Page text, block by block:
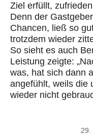
Ziel erfüllt,
Denn der
Chancen, ließ so
trotzdem wieder
So sieht es auch
Leistung zeigte:
was, hat sich dann
angefühlt, weils die
wieder nicht
29.